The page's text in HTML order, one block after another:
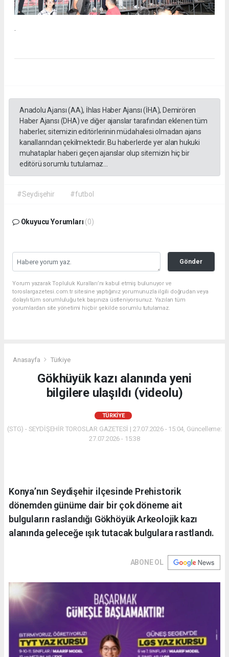
Anadolu Ajansı (AA), İhlas Haber Ajansı (İHA), Demirören
Haber Ajansı (DHA) ve diğer ajanslar tarafından eklenen tüm
haberler, sitemizin editörlerinin müdahalesi olmadan ajans
kanallarından çekilmektedir. Bu haberlerde yer alan hukuki
muhataplar haberi geçen ajanslar olup sitemizin hiç bir
editörü sorumlu tutulamaz...
#Seydişehir #futbol
Okuyucu Yorumları (0)
Gönder
Yorum yazarak Topluluk Kuralları’nı kabul etmiş bulunuyor ve
toroslargazetesi.com.tr sitesine yaptığınız yorumunuzla ilgili doğrudan veya
dolaylı tüm sorumluluğu tek başınıza üstleniyorsunuz. Yazılan tüm
yorumlardan site yönetimi hiçbir şekilde sorumlu tutulamaz.
Anasayfa Türkiye
Gökhüyük kazı alanında yeni
bilgilere ulaşıldı (videolu)
TÜRKIYE
(STG) - SEYDİŞEHİR TOROSLAR GAZETESİ | 27.07.2026 - 15:04, Güncelleme:
27.07.2026 - 15:38
Konya’nın Seydişehir ilçesinde Prehistorik
dönemden günüme dair bir çok döneme ait
bulguların raslandığı Gökhöyük Arkeolojik kazı
alanında geleceğe ışık tutacak bulgulara rastlandı.
ABONE OL